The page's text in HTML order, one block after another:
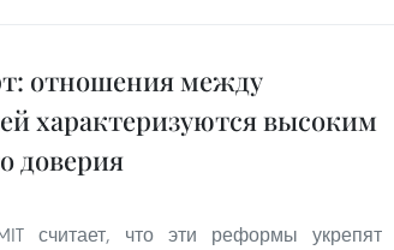
отношения между
характеризуются высоким
доверия
считает, что эти реформы укрепят